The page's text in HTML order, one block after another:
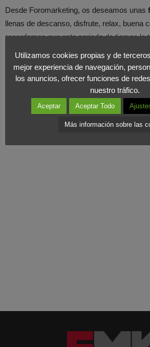
Desde Foromarketing, os deseamos unas
llenas de descanso, disfrute, relax, buena
recordamos que este periodo de tiempo lo
el mes de septiembre. Hay que esforzarse
trabajar e innovar en todos los sentidos.
fuerzas renovadaspara dar lo
mismos en cada actividad y trabajar duro.
vacaciones, sí, pero tenemos que hacer
Utilizamos cookies propias y de
mejor experiencia de navegación,
los anuncios, ofrecer funciones de
nuestro tráfico.
Aceptar Aceptar Todo
Más información sobre las